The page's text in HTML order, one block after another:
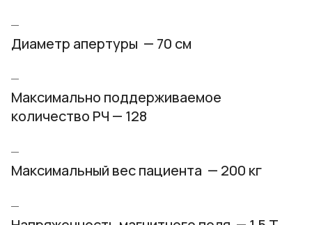
Диаметр апертуры — 70 см
Максимально поддерживаемое
количество РЧ — 128
Максимальный вес пациента — 200 кг